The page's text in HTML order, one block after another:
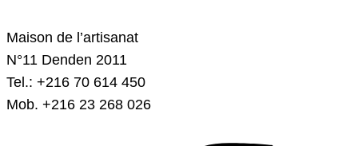
Maison de l’artisanat
N°11 Denden 2011
Tel.: +216 70 614 450
Mob. +216 23 268 026